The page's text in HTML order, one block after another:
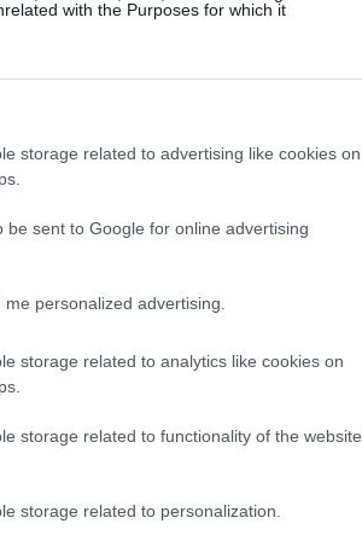
with the Purposes for which it
storage related to advertising like cookies on
be sent to Google for online advertising
personalized advertising.
storage related to analytics like cookies on
storage related to functionality of the website
storage related to personalization.